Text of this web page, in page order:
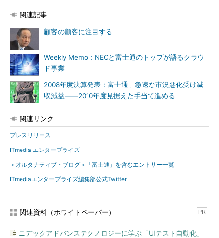
関連記事
顧客の顧客に注目する
Weekly Memo：NECと富士通のトップが語るクラウ
ド事業
2008年度決算発表：富士通、急速な市況悪化受け減
収減益――2010年度見据えた手当て進める
関連リンク
プレスリリース
ITmedia エンタープライズ
＜オルタナティブ・ブログ＞「富士通」を含むエントリー一覧
ITmediaエンタープライズ編集部公式Twitter
関連資料（ホワイトペーパー） PR
ニデックアドバンステクノロジーに学ぶ「UIテスト自動化」